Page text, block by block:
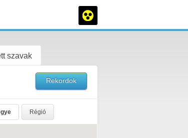
szavak
Rekordok
Régió